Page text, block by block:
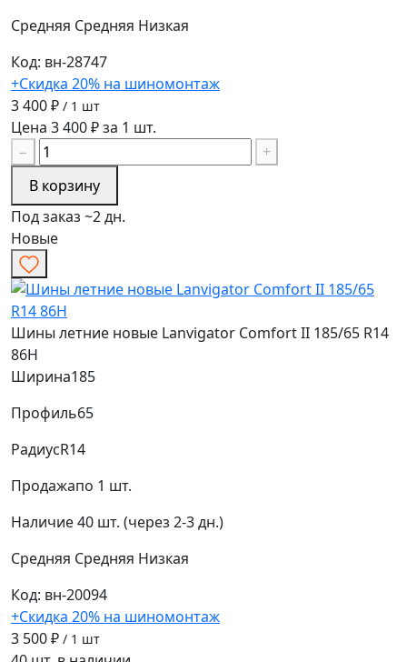
Средняя Средняя Низкая
Код: вн-28747
+Скидка 20% на шиномонтаж
3 400 ₽ / 1 шт
Цена 3 400 ₽ за 1 шт.
−
+
В корзину
Под заказ ~2 дн.
Новые
Шины летние новые Lanvigator Comfort II 185/65 R14
86H
Ширина185
Профиль65
РадиусR14
Продажапо 1 шт.
Наличие40 шт. (через 2-3 дн.)
Средняя Средняя Низкая
Код: вн-20094
+Скидка 20% на шиномонтаж
3 500 ₽ / 1 шт